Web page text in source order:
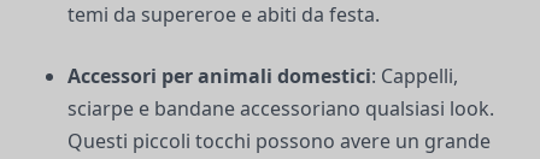
temi da supereroe e abiti da festa.
Accessori per animali domestici: Cappelli,
sciarpe e bandane accessoriano qualsiasi look.
Questi piccoli tocchi possono avere un grande